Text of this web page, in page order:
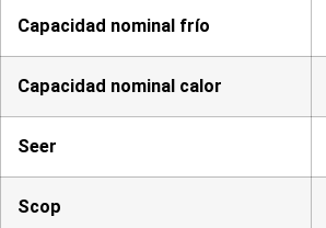
Capacidad nominal frío
Capacidad nominal calor
Seer
Scop